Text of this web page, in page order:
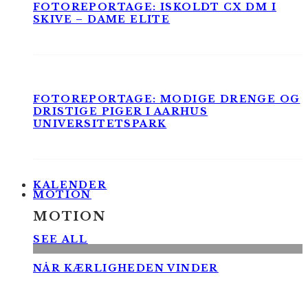
FOTOREPORTAGE: ISKOLDT CX DM I
SKIVE – DAME ELITE
FOTOREPORTAGE: MODIGE DRENGE OG
DRISTIGE PIGER I AARHUS
UNIVERSITETSPARK
KALENDER
MOTION
MOTION
SEE ALL
NÅR KÆRLIGHEDEN VINDER